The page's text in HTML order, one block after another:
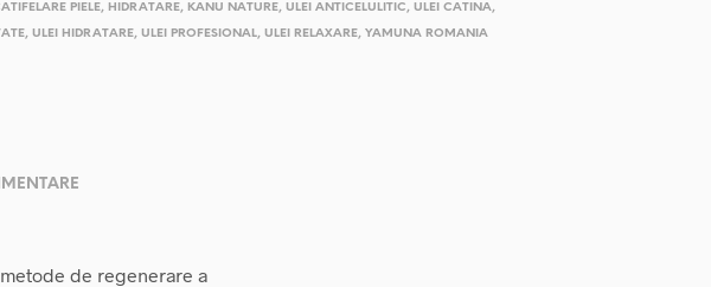
PIELE, HIDRATARE, KANU NATURE, ULEI ANTICELULITIC, ULEI CATINA,
, ULEI HIDRATARE, ULEI PROFESIONAL, ULEI RELAXARE, YAMUNA ROMANIA
de regenerare a